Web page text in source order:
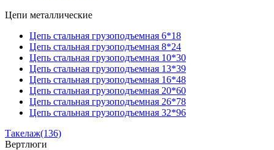
Цепи металлические
Цепь стальная грузоподъемная 6*18
Цепь стальная грузоподъемная 8*24
Цепь стальная грузоподъемная 10*30
Цепь стальная грузоподъемная 13*39
Цепь стальная грузоподъемная 16*48
Цепь стальная грузоподъемная 20*60
Цепь стальная грузоподъемная 26*78
Цепь стальная грузоподъемная 32*96
Такелаж(136)
Вертлюги